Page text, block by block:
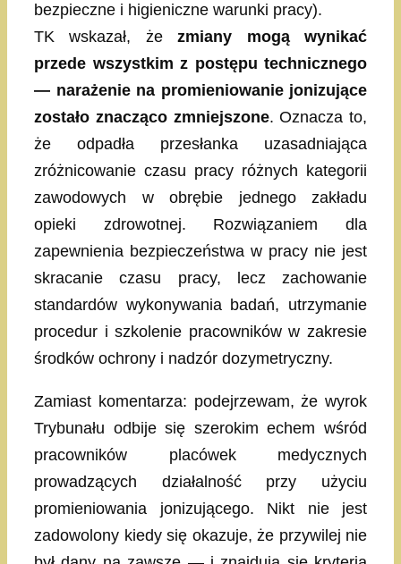
bezpieczne i higieniczne warunki pracy).
TK wskazał, żezmiany mogą wynikać
przede wszystkim z postępu technicznego
— narażenie na promieniowanie jonizujące
zostało znacząco zmniejszone. Oznacza to,
że odpadła przesłanka uzasadniająca
zróżnicowanie czasu pracy różnych kategorii
zawodowych w obrębie jednego zakładu
opieki zdrowotnej. Rozwiązaniem dla
zapewnienia bezpieczeństwa w pracy nie jest
skracanie czasu pracy, lecz zachowanie
standardów wykonywania badań, utrzymanie
procedur i szkolenie pracowników w zakresie
środków ochrony i nadzór dozymetryczny.
Zamiast komentarza: podejrzewam, że wyrok
Trybunału odbije się szerokim echem wśród
pracowników placówek medycznych
prowadzących działalność przy użyciu
promieniowania jonizującego. Nikt nie jest
zadowolony kiedy się okazuje, że przywilej nie